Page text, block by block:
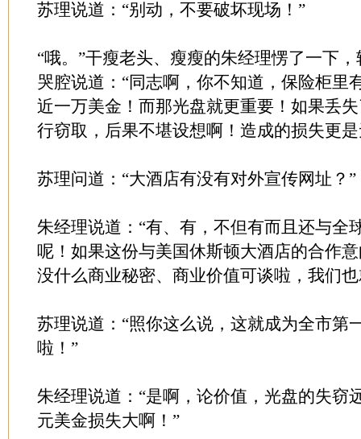
苏理说道：“别动，不要破坏现场！”
“哦。”干瘦老头、瘦瘦的朱经理愣了一下
哭腔说道：“同志啊，你不知道，保险柜里
近一万美金！而那光盘就更重要！如果丢
行窃取，后果不堪设想啊！造成的损失更
苏理问道：“大酒店有没有对外宣传网址？”
朱经理说道：“有、有，不但有而且还与全
呢！如果这份与美国休斯顿大酒店的合作
没什么商业秘密、商业价值可谈啦，我们
苏理说道：“照你这么说，这就成为全市第
啦！”
朱经理说道：“是啊，论价值，光盘的失窃
元美金损失大啊！”